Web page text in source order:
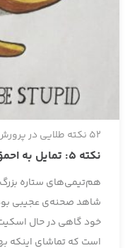
52 نکته طلایی در پرورش مهارت ها
نكته 5: تمايل به احمق بودن
هم‌تيمي‌هاي ستاره
شاهد صحنه‌ي عجيبي
خود گاهي در حال
است كه تماشاي اينكه